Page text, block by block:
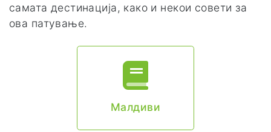
самата дестинација, како и некои совети за
ова патување.
Малдиви